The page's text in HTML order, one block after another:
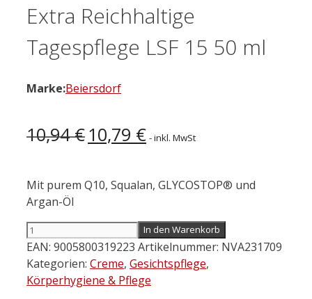
Extra Reichhaltige
Tagespflege LSF 15 50 ml
Marke:Beiersdorf
10,94€ Ursprünglicher
Preis
10,94 €
10,79 €Aktueller
Preis
10,79 €.
- inkl. MwSt
Mit purem Q10, Squalan, GLYCOSTOP® und
Argan-Öl
NIVEA
Q10
Anti-
Falten
In den Warenkorb
EAN: 9005800319223 Artikelnummer: NVA231709
Kategorien: Creme, Gesichtspflege,
Körperhygiene & Pflege